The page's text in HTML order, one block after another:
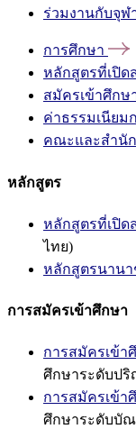
ร่วมงานกับจุฬ
การศึกษา
หลักสูตรที่เปิด
สมัครเข้าศึกษ
ค่าธรรมเนียม
คณะและสำนั
หลักสูตร
หลักสูตรที่เปิด
ไทย)
หลักสูตรนาน
การสมัครเข้าศึกษา
การสมัครเข้
ศึกษาระดับป
การสมัครเข้
ศึกษาระดับบั